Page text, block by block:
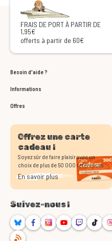
FRAIS DE PORT À PARTIR DE
1,95€
offerts à partir de 60€
Besoin d'aide ?
Informations
Offres
Offrez une carte
cadeau !
Soyez sûr de faire plaisir avec un
choix de plus de 50 000 références
En savoir plus
Suivez-nous !
BlueskyFacebookInstagram
YoutubeTwitchTikTok
RSS